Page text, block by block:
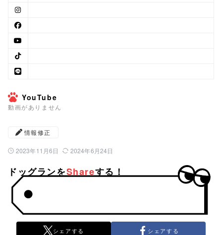
YouTube
動画がありません
情報修正
公開日：
2023年11月6日 最終更新日：
2024年6月24日
ドッグランをShareする！
シェアする シェアする